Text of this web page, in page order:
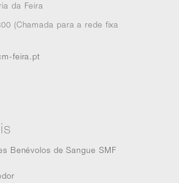
da Feira
(Chamada para a rede fixa
feira.pt
Benévolos de Sangue SMF